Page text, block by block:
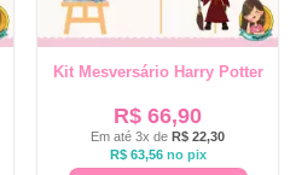
Kit Mesversário Harry Potter
R$ 66,90
Em até 3x de R$ 22,30
R$63,56 no pix